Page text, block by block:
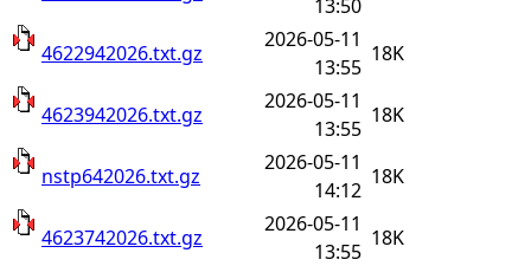
13:50
4622942026.txt.gz
2026-05-11
13:55
18K
4623942026.txt.gz
2026-05-11
13:55
18K
nstp642026.txt.gz
2026-05-11
14:12
18K
4623742026.txt.gz
2026-05-11
13:55
18K